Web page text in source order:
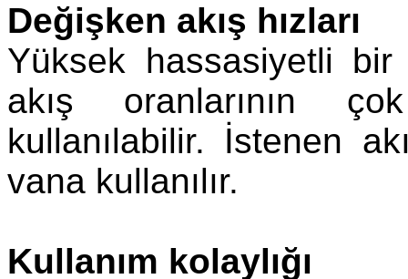
Değişken akış hızları
Yüksek hassasiyetli bir
akış oranlarının
kullanılabilir. İstenen
vana kullanılır.
Kullanım kolaylığı